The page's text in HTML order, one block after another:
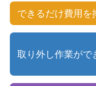
できるだけ費用を
取り外し作業がで